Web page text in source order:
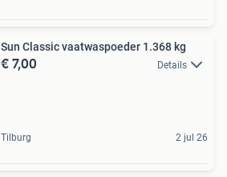
Sun Classic vaatwaspoeder 1.368 kg
€ 7,00 Details
Tilburg 2 jul 26